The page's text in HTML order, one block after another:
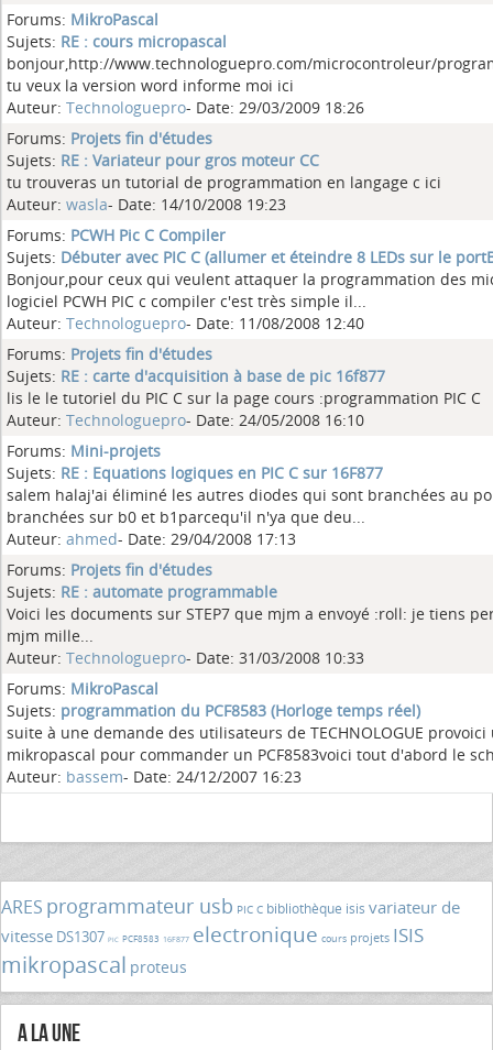
Forums: MikroPascal
Sujets: RE : cours micropascal
bonjour,http://www.technologuepro.com/microcontroleur/
tu veux la version word informe moi ici
Auteur: Technologuepro- Date: 29/03/2009 18:26
Forums: Projets fin d'études
Sujets: RE : Variateur pour gros moteur CC
tu trouveras un tutorial de programmation en langage c ici
Auteur: wasla- Date: 14/10/2008 19:23
Forums: PCWH Pic C Compiler
Sujets: Débuter avec PIC C (allumer et éteindre 8 LEDs sur le
Bonjour,pour ceux qui veulent attaquer la programmation des
logiciel PCWH PIC c compiler c'est très simple il...
Auteur: Technologuepro- Date: 11/08/2008 12:40
Forums: Projets fin d'études
Sujets: RE : carte d'acquisition à base de pic 16f877
lis le le tutoriel du PIC C sur la page cours :programmation PIC C
Auteur: Technologuepro- Date: 24/05/2008 16:10
Forums: Mini-projets
Sujets: RE : Equations logiques en PIC C sur 16F877
salem halaj'ai éliminé les autres diodes qui sont branchées au
branchées sur b0 et b1parcequ'il n'ya que deu...
Auteur: ahmed- Date: 29/04/2008 17:13
Forums: Projets fin d'études
Sujets: RE : automate programmable
Voici les documents sur STEP7 que mjm a envoyé :roll: je tiens
mjm mille...
Auteur: Technologuepro- Date: 31/03/2008 10:33
Forums: MikroPascal
Sujets: programmation du PCF8583 (Horloge temps réel)
suite à une demande des utilisateurs de TECHNOLOGUE
mikropascal pour commander un PCF8583voici tout d'abord le
Auteur: bassem- Date: 24/12/2007 16:23
ARES programmateur usb PIC C bibliothèque isis variateur de
vitesse DS1307 PIC PCF8583 16F877 electronique cours projets ISIS
mikropascal proteus
A la Une